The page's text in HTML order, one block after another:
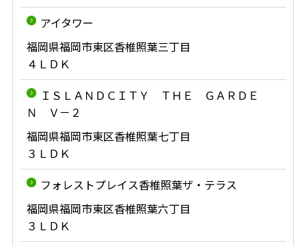
アイタワー
福岡県福岡市東区香椎照葉三丁目
４ＬＤＫ
ＩＳＬＡＮＤＣＩＴＹ ＴＨＥ ＧＡＲＤＥ
Ｎ Ｖ－２
福岡県福岡市東区香椎照葉七丁目
３ＬＤＫ
フォレストプレイス香椎照葉ザ・テラス
福岡県福岡市東区香椎照葉六丁目
３ＬＤＫ